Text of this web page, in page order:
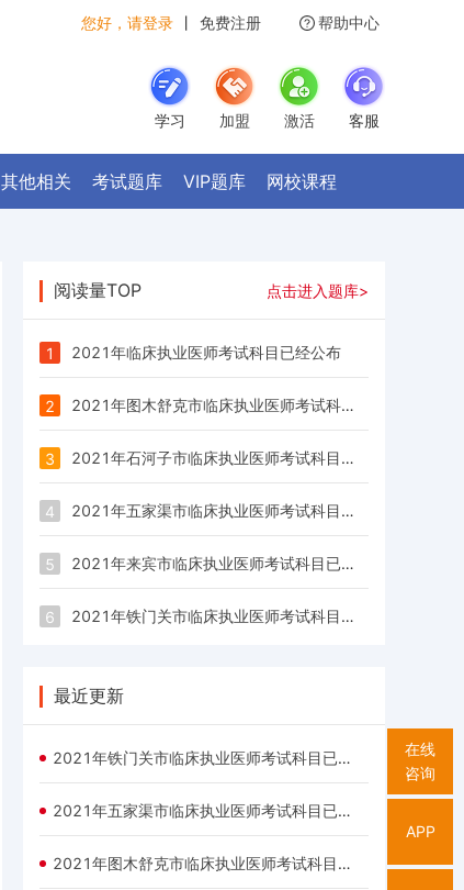
您好，请登录 丨 免费注册 帮助中心
在线
咨询
APP
学习
加盟 激活 客服
其他相关 考试题库 VIP题库 网校课程
阅读量TOP 点击进入题库>
1 2021年临床执业医师考试科目已经公布
2 2021年图木舒克市临床执业医师考试科目已经公布
3 2021年石河子市临床执业医师考试科目已经公布
4 2021年五家渠市临床执业医师考试科目已经公布
5 2021年来宾市临床执业医师考试科目已经公布
6 2021年铁门关市临床执业医师考试科目已经公布
最近更新
2021年铁门关市临床执业医师考试科目已经公布
2021年五家渠市临床执业医师考试科目已经公布
2021年图木舒克市临床执业医师考试科目已经公布